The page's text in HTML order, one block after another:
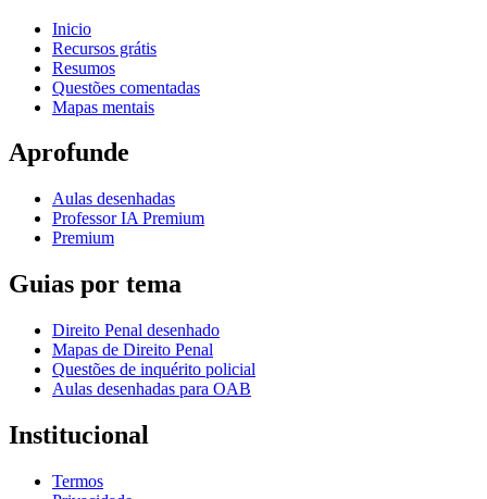
Inicio
Recursos grátis
Resumos
Questões comentadas
Mapas mentais
Aprofunde
Aulas desenhadas
Professor IA Premium
Premium
Guias por tema
Direito Penal desenhado
Mapas de Direito Penal
Questões de inquérito policial
Aulas desenhadas para OAB
Institucional
Termos